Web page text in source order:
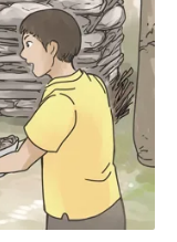
在一般餐桌上。